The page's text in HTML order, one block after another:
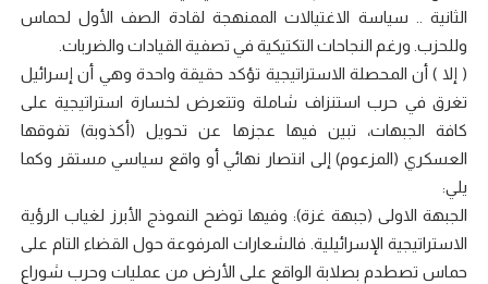
الثانية .. سياسة الاغتيالات الممنهجة لقادة الصف الأول لحماس
وللحزب. ورغم النجاحات التكتيكية في تصفية القيادات والضربات.
( إلا ) أن المحصلة الاستراتيجية تؤكد حقيقة واحدة وهي أن إسرائيل
تغرق في حرب استنزاف شاملة وتتعرض لخسارة استراتيجية على
كافة الجبهات، تبين فيها عجزها عن تحويل (أكذوبة) تفوقها
العسكري (المزعوم) إلى انتصار نهائي أو واقع سياسي مستقر وكما
يلي:
الجبهة الاولى (جبهة غزة): وفيها توضح النموذج الأبرز لغياب الرؤية
الاستراتيجية الإسرائيلية. فالشعارات المرفوعة حول القضاء التام على
حماس تصطدم بصلابة الواقع على الأرض من عمليات وحرب شوراع